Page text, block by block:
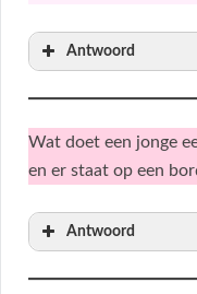
Antwoord
Wat doet een jonge
en er staat op een
Antwoord